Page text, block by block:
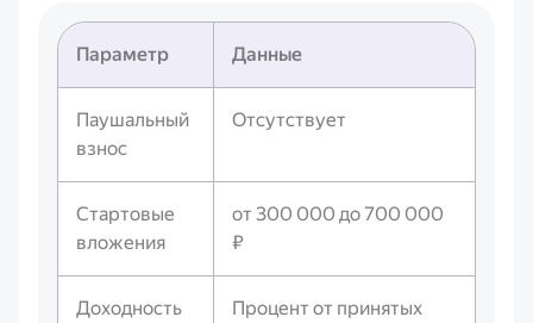
Параметр Данные
Паушальный
взнос
Отсутствует
Стартовые
вложения
от 300 000 до 700 000
₽
Доходность
Процент от принятых